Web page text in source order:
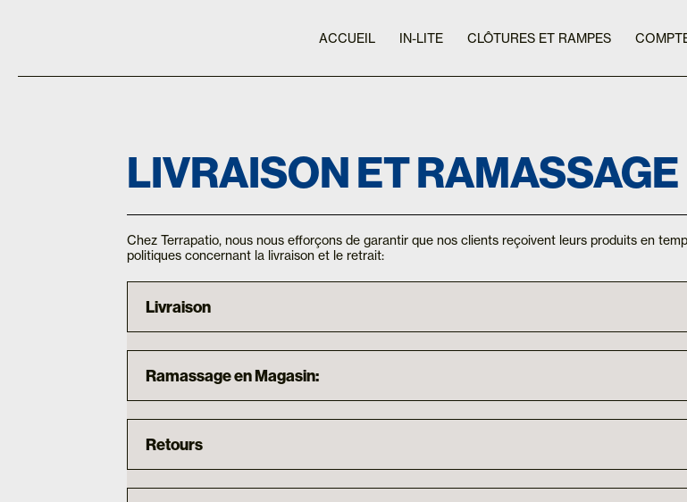
ACCUEIL IN-LITE CLÔTURES ET RAMPES
LIVRAISON ET RAMASSAGE
Chez Terrapatio, nous nous efforçons de garantir que nos clients reçoivent leurs produits en
politiques concernant la livraison et le retrait:
Livraison
Ramassage en Magasin:
Retours